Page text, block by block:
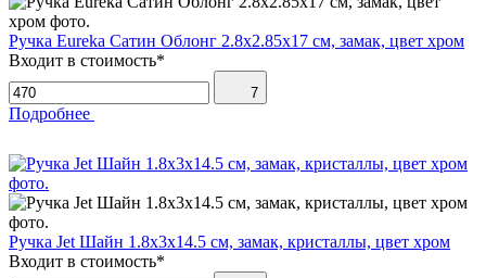
Ручка Eureka Сатин Облонг 2.8х2.85х17 см, замак, цвет хром
Входит в стоимость*
7
Подробнее
Ручка Jet Шайн 1.8х3х14.5 см, замак, кристаллы, цвет хром
Входит в стоимость*